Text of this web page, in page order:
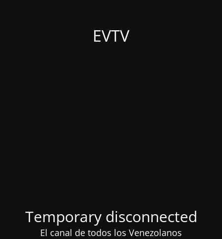
EVTV
Temporary disconnected
El canal de todos los Venezolanos